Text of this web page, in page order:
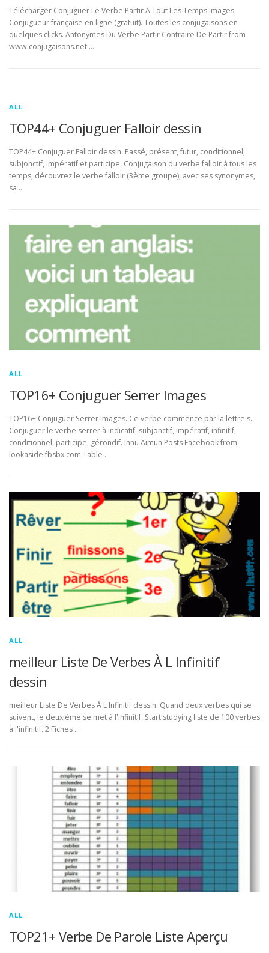
Télécharger Conjuguer Le Verbe Partir A Tout Les Temps Images.
Conjugueur française en ligne (gratuit). Toutes les conjugaisons en
quelques clicks. Antonymes Du Verbe Partir Contraire De Partir from
www.conjugaisons.net …
ALL
TOP44+ Conjuguer Falloir dessin
TOP44+ Conjuguer Falloir dessin. Passé, présent, futur, conditionnel,
subjonctif, impératif et participe. Conjugaison du verbe falloir à tous les
temps, découvrez le verbe falloir (3ème groupe), avec ses synonymes,
sa …
ALL
TOP16+ Conjuguer Serrer Images
TOP16+ Conjuguer Serrer Images. Ce verbe commence par la lettre s.
Conjuguer le verbe serrer à indicatif, subjonctif, impératif, infinitif,
conditionnel, participe, gérondif. Innu Aimun Posts Facebook from
lookaside.fbsbx.com Table …
ALL
meilleur Liste De Verbes À L Infinitif
dessin
meilleur Liste De Verbes À L Infinitif dessin. Quand deux verbes qui se
suivent, le deuxième se met à l'infinitif. Start studying liste de 100 verbes
à l'infinitif. 2 Fiches …
ALL
TOP21+ Verbe De Parole Liste Aperçu